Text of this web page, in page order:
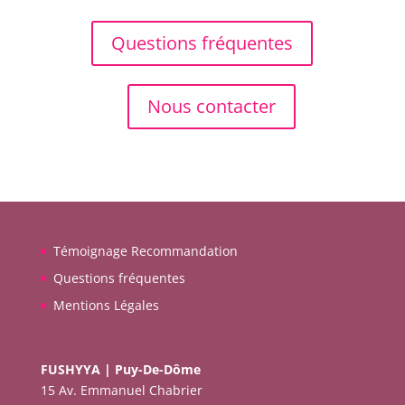
Questions fréquentes
Nous contacter
Témoignage Recommandation
Questions fréquentes
Mentions Légales
FUSHYYA | Puy-De-Dôme
15 Av. Emmanuel Chabrier